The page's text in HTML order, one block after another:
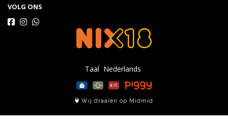
VOLG ONS
Taal
Wij draaien op Midmid